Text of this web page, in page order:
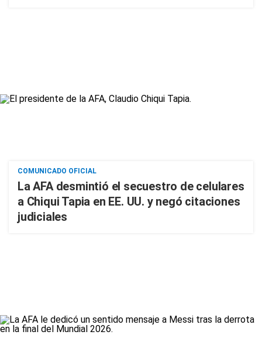
COMUNICADO OFICIAL
La AFA desmintió el secuestro de celulares
a Chiqui Tapia en EE. UU. y negó citaciones
judiciales